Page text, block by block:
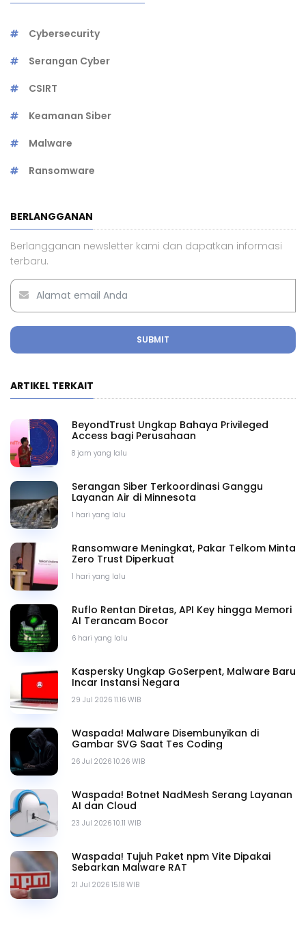
Cybersecurity
Serangan Cyber
CSIRT
Keamanan Siber
Malware
Ransomware
BERLANGGANAN
Berlangganan newsletter kami dan dapatkan informasi
terbaru.
SUBMIT
ARTIKEL TERKAIT
8 jam yang lalu
BeyondTrust Ungkap Bahaya Privileged
Access bagi Perusahaan
1 hari yang lalu
Serangan Siber Terkoordinasi Ganggu
Layanan Air di Minnesota
1 hari yang lalu
Ransomware Meningkat, Pakar Telkom Minta
Zero Trust Diperkuat
6 hari yang lalu
Ruflo Rentan Diretas, API Key hingga Memori
AI Terancam Bocor
29 Jul 2026 11.16 WIB
Kaspersky Ungkap GoSerpent, Malware Baru
Incar Instansi Negara
26 Jul 2026 10.26 WIB
Waspada! Malware Disembunyikan di
Gambar SVG Saat Tes Coding
23 Jul 2026 10.11 WIB
Waspada! Botnet NadMesh Serang Layanan
AI dan Cloud
21 Jul 2026 15.18 WIB
Waspada! Tujuh Paket npm Vite Dipakai
Sebarkan Malware RAT